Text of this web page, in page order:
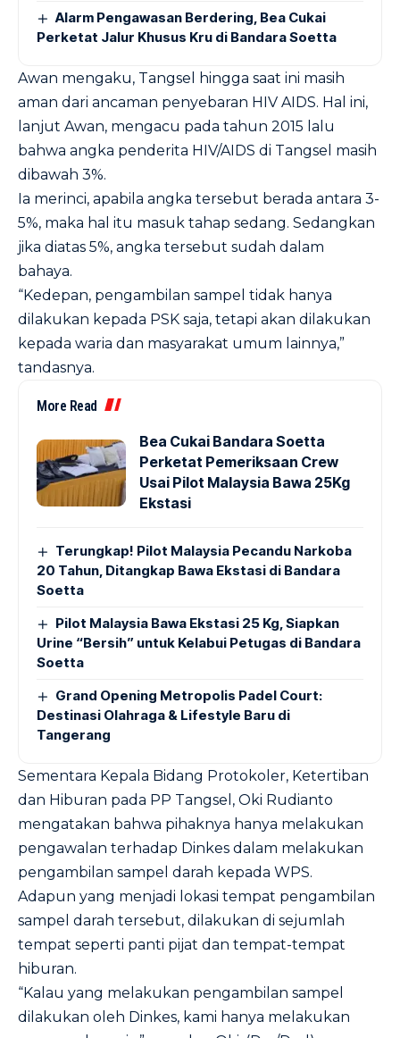
Alarm Pengawasan Berdering, Bea Cukai
Perketat Jalur Khusus Kru di Bandara Soetta
Awan mengaku, Tangsel hingga saat ini masih
aman dari ancaman penyebaran HIV AIDS. Hal ini,
lanjut Awan, mengacu pada tahun 2015 lalu
bahwa angka penderita HIV/AIDS di Tangsel masih
dibawah 3%.
Ia merinci, apabila angka tersebut berada antara 3-
5%, maka hal itu masuk tahap sedang. Sedangkan
jika diatas 5%, angka tersebut sudah dalam
bahaya.
“Kedepan, pengambilan sampel tidak hanya
dilakukan kepada PSK saja, tetapi akan dilakukan
kepada waria dan masyarakat umum lainnya,”
tandasnya.
More Read
Bea Cukai Bandara Soetta
Perketat Pemeriksaan Crew
Usai Pilot Malaysia Bawa 25Kg
Ekstasi
Terungkap! Pilot Malaysia Pecandu Narkoba
20 Tahun, Ditangkap Bawa Ekstasi di Bandara
Soetta
Pilot Malaysia Bawa Ekstasi 25 Kg, Siapkan
Urine “Bersih” untuk Kelabui Petugas di Bandara
Soetta
Grand Opening Metropolis Padel Court:
Destinasi Olahraga & Lifestyle Baru di
Tangerang
Sementara Kepala Bidang Protokoler, Ketertiban
dan Hiburan pada PP Tangsel, Oki Rudianto
mengatakan bahwa pihaknya hanya melakukan
pengawalan terhadap Dinkes dalam melakukan
pengambilan sampel darah kepada WPS.
Adapun yang menjadi lokasi tempat pengambilan
sampel darah tersebut, dilakukan di sejumlah
tempat seperti panti pijat dan tempat-tempat
hiburan.
“Kalau yang melakukan pengambilan sampel
dilakukan oleh Dinkes, kami hanya melakukan